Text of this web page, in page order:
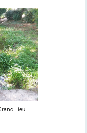
Lieu